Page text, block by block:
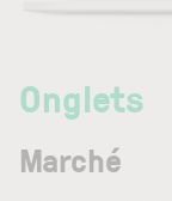
Onglets
Marché